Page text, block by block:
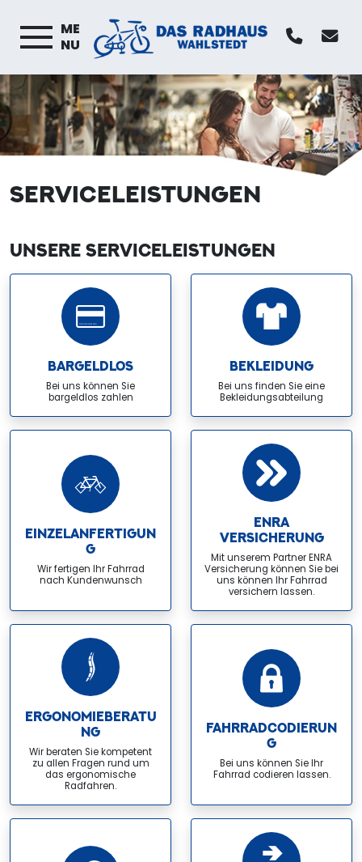
ME
NU
SERVICELEISTUNGEN
UNSERE SERVICELEISTUNGEN
BARGELDLOS
Bei uns können Sie
bargeldlos zahlen
BEKLEIDUNG
Bei uns finden Sie eine
Bekleidungsabteilung
EINZELANFERTIGUN
G
Wir fertigen Ihr Fahrrad
nach Kundenwunsch
ENRA
VERSICHERUNG
Mit unserem Partner ENRA
Versicherung können Sie bei
uns können Ihr Fahrrad
versichern lassen.
ERGONOMIEBERATU
NG
Wir beraten Sie kompetent
zu allen Fragen rund um
das ergonomische
Radfahren.
FAHRRADCODIERUN
G
Bei uns können Sie Ihr
Fahrrad codieren lassen.